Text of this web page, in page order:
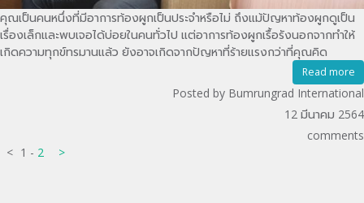
คุณเป็นคนหนึ่งที่มีอาการท้องผูกเป็นประจำหรือไม่ ถึงแม้ปัญหาท้องผูกดูเป็น
เรื่องเล็กและพบเจอได้บ่อยในคนทั่วไป แต่อาการท้องผูกเรื้อรังนอกจากทำให้
เกิดความทุกข์ทรมานแล้ว ยังอาจเกิดจากปัญหาที่ร้ายแรงกว่าที่คุณคิด
Read more
Posted by Bumrungrad International
12 มีนาคม 2564
comments
< 1 - 2 >